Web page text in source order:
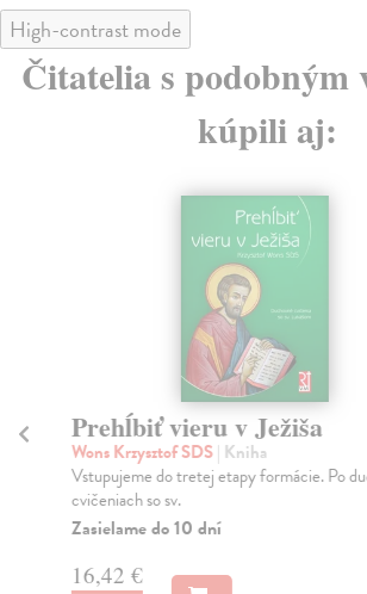
High-contrast mode
Čitatelia s podobným
kúpili aj:
Prehĺbiť vieru v Ježiša
Wons Krzysztof SDS| Kniha
Vstupujeme do tretej etapy formácie. Po
cvičeniach so sv.
Zasielame do 10 dní
16,42 €